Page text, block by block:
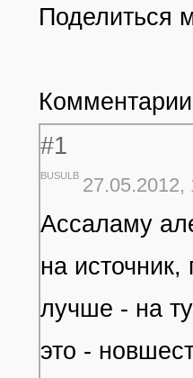
Поделиться
Комментарии
#1
BUSULB 27.05.2012,
Ассаламу
на
лучше - на
это -